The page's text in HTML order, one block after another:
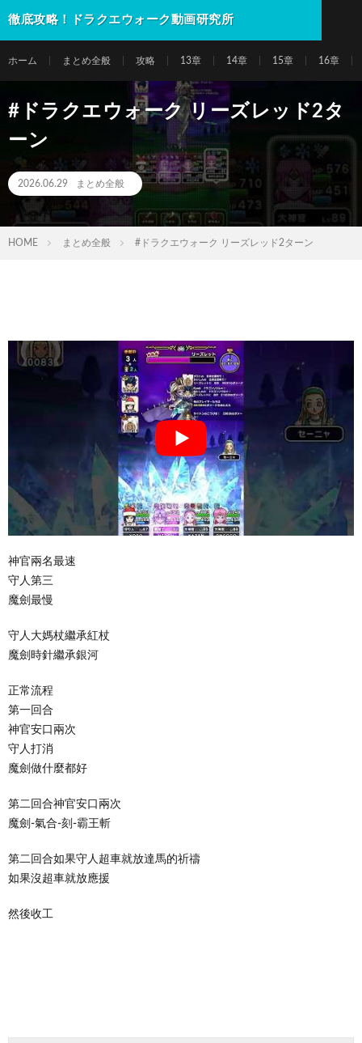
徹底攻略！ドラクエウォーク動画研究所
ホーム まとめ全般 攻略 13章 14章 15章 16章
#ドラクエウォーク リーズレッド2タ
ーン
2026.06.29 まとめ全般
HOME まとめ全般 #ドラクエウォーク リーズレッド2ターン
神官兩名最速
守人第三
魔劍最慢
守人大媽杖繼承紅杖
魔劍時針繼承銀河
正常流程
第一回合
神官安口兩次
守人打消
魔劍做什麼都好
第二回合神官安口兩次
魔劍-氣合-刻-霸王斬
第二回合如果守人超車就放達馬的祈禱
如果沒超車就放應援
然後收工